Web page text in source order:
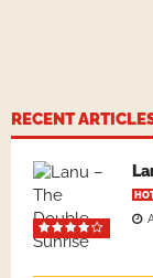
RECENT